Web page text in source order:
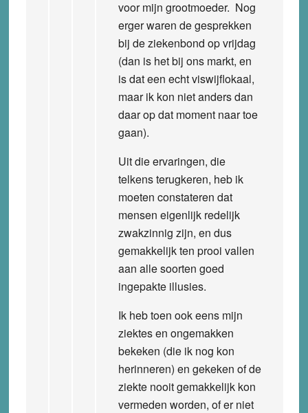
voor mijn grootmoeder. Nog
erger waren de gesprekken
bij de ziekenbond op vrijdag
(dan is het bij ons markt, en
is dat een echt viswijflokaal,
maar ik kon niet anders dan
daar op dat moment naar toe
gaan).
Uit die ervaringen, die
telkens terugkeren, heb ik
moeten constateren dat
mensen eigenlijk redelijk
zwakzinnig zijn, en dus
gemakkelijk ten prooi vallen
aan alle soorten goed
ingepakte illusies.
Ik heb toen ook eens mijn
ziektes en ongemakken
bekeken (die ik nog kon
herinneren) en gekeken of de
ziekte nooit gemakkelijk kon
vermeden worden, of er niet